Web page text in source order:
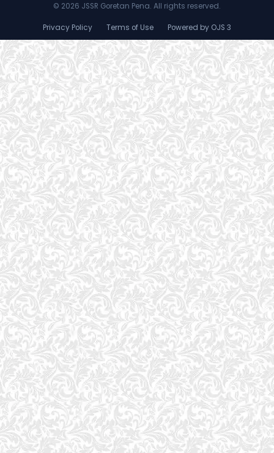
© 2026 JSSR Goretan Pena. All rights reserved.
Privacy Policy Terms of Use Powered by OJS 3